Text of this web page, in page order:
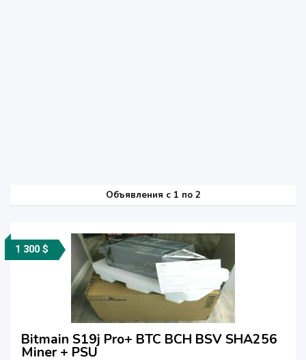
Объявления c 1 по 2
1 300 $
Bitmain S19j Pro+ BTC BCH BSV SHA256
Miner + PSU